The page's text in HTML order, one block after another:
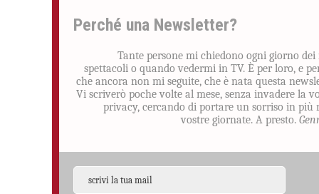
Perché una Newsletter?
Tante persone mi chiedono ogni giorno dei
spettacoli o quando vedermi in TV. È per loro, e
che ancora non mi seguite, che è nata questa
Vi scriverò poche volte al mese, senza invadere la
privacy, cercando di portare un sorriso in più
vostre giornate. A presto.